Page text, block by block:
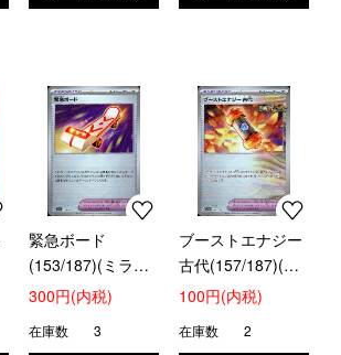
緊急ボード
(153/187)(ミラー/
モンスターボール)
300円(内税)
在庫数 3
ブーストエナジー
古代(157/187)(ミ
ラー/モンスターボ
100円(内税)
在庫数 2